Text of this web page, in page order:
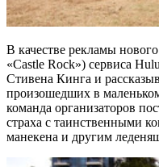
В качестве рекламы
«Castle Rock») сервиса
Стивена Кинга и
произошедших в
команда организаторов
страха с таинственными
манекена и другим